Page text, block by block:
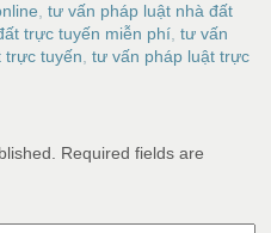
tư vấn pháp luật nhà đất
trực tuyến miễn phí tư vấn
trực tuyến tư vấn pháp luật trực
Required fields are